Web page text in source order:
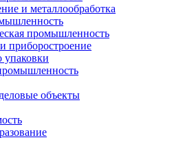
и металлообработка
промышленность
приборостроение
упаковки
объекты